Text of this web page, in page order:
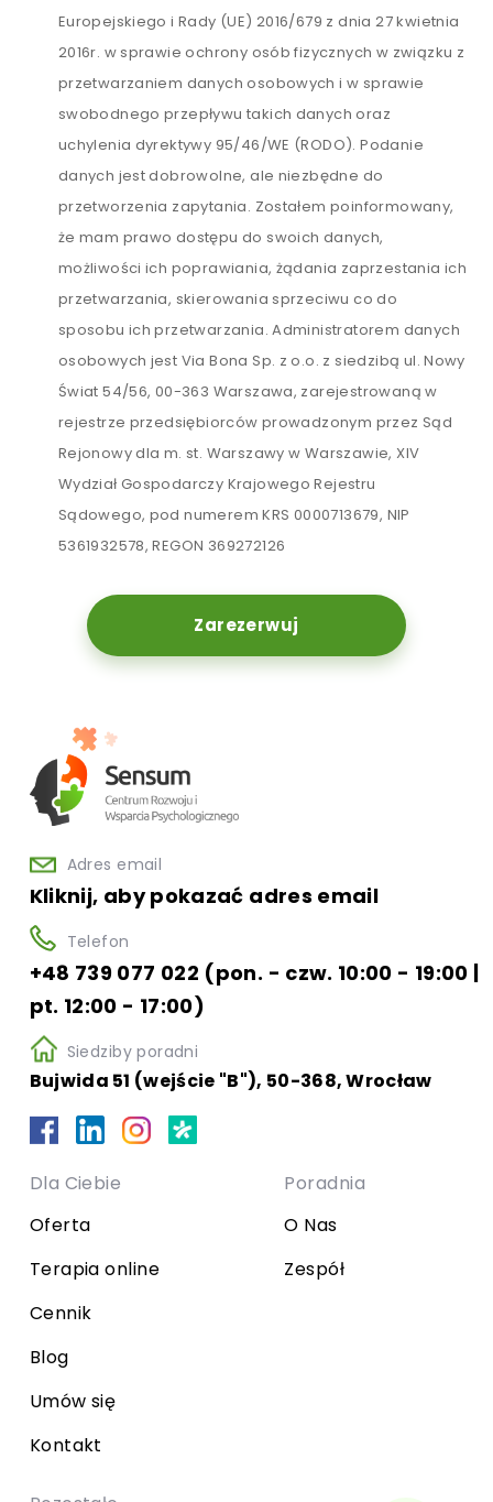
Europejskiego i Rady (UE) 2016/679 z dnia 27 kwietnia
2016r. w sprawie ochrony osób fizycznych w związku z
przetwarzaniem danych osobowych i w sprawie
swobodnego przepływu takich danych oraz
uchylenia dyrektywy 95/46/WE (RODO). Podanie
danych jest dobrowolne, ale niezbędne do
przetworzenia zapytania. Zostałem poinformowany,
że mam prawo dostępu do swoich danych,
możliwości ich poprawiania, żądania zaprzestania ich
przetwarzania, skierowania sprzeciwu co do
sposobu ich przetwarzania. Administratorem danych
osobowych jest Via Bona Sp. z o.o. z siedzibą ul. Nowy
Świat 54/56, 00-363 Warszawa, zarejestrowaną w
rejestrze przedsiębiorców prowadzonym przez Sąd
Rejonowy dla m. st. Warszawy w Warszawie, XIV
Wydział Gospodarczy Krajowego Rejestru
Sądowego, pod numerem KRS 0000713679, NIP
5361932578, REGON 369272126
Zarezerwuj
Adres email
Kliknij, aby pokazać adres email
Telefon
+48 739 077 022 (pon. - czw. 10:00 - 19:00 |
pt. 12:00 - 17:00)
Siedziby poradni
Bujwida 51 (wejście "B"), 50-368, Wrocław
Dla Ciebie
Oferta
Terapia online
Cennik
Blog
Umów się
Kontakt
Poradnia
O Nas
Zespół